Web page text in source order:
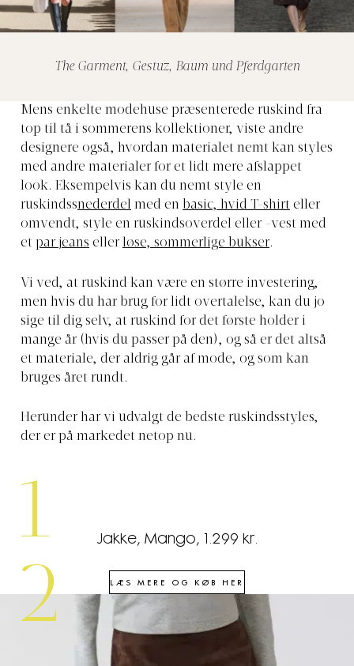
The Garment, Gestuz, Baum und Pferdgarten
Mens enkelte modehuse præsenterede ruskind fra
top til tå i sommerens kollektioner, viste andre
designere også, hvordan materialet nemt kan styles
med andre materialer for et lidt mere afslappet
look. Eksempelvis kan du nemt style en
ruskindssnederdel med en basic, hvid T-shirt eller
omvendt, style en ruskindsoverdel eller -vest med
et par jeans eller løse, sommerlige bukser.
Vi ved, at ruskind kan være en større investering,
men hvis du har brug for lidt overtalelse, kan du jo
sige til dig selv, at ruskind for det første holder i
mange år (hvis du passer på den), og så er det altså
et materiale, der aldrig går af mode, og som kan
bruges året rundt.
Herunder har vi udvalgt de bedste ruskindsstyles,
der er på markedet netop nu.
1 Jakke, Mango, 1.299 kr.
LÆS MERE OG KØB HER
2